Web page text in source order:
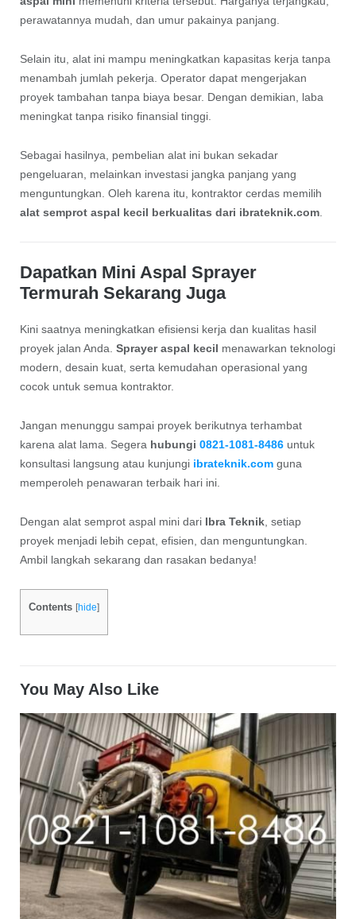
perawatannya mudah, dan umur pakainya panjang.
Selain itu, alat ini mampu meningkatkan kapasitas kerja tanpa
menambah jumlah pekerja. Operator dapat mengerjakan
proyek tambahan tanpa biaya besar. Dengan demikian, laba
meningkat tanpa risiko finansial tinggi.
Sebagai hasilnya, pembelian alat ini bukan sekadar
pengeluaran, melainkan investasi jangka panjang yang
menguntungkan. Oleh karena itu, kontraktor cerdas memilih
alat semprot aspal kecil berkualitas dari ibrateknik.com.
Dapatkan Mini Aspal Sprayer
Termurah Sekarang Juga
Kini saatnya meningkatkan efisiensi kerja dan kualitas hasil
proyek jalan Anda. Sprayer aspal kecil menawarkan teknologi
modern, desain kuat, serta kemudahan operasional yang
cocok untuk semua kontraktor.
Jangan menunggu sampai proyek berikutnya terhambat
karena alat lama. Segera hubungi 0821-1081-8486untuk
konsultasi langsung atau kunjungi ibrateknik.comguna
memperoleh penawaran terbaik hari ini.
Dengan alat semprot aspal mini dari Ibra Teknik, setiap
proyek menjadi lebih cepat, efisien, dan menguntungkan.
Ambil langkah sekarang dan rasakan bedanya!
Contents [hide]
You May Also Like